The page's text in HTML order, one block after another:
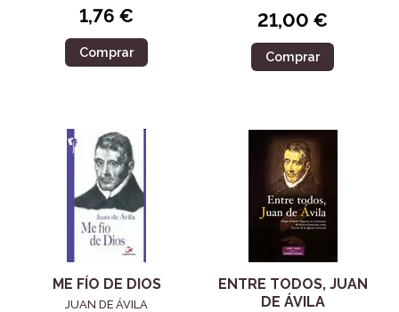
1,76 €
Comprar
21,00 €
Comprar
ME FÍO DE DIOS
JUAN DE ÁVILA
ENTRE TODOS, JUAN
DE ÁVILA